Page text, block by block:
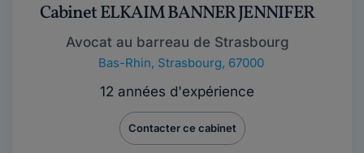
Cabinet ELKAIM BANNER JENNIFER
Avocat au barreau de Strasbourg
Bas-Rhin, Strasbourg, 67000
12 années d'expérience
Contacter ce cabinet